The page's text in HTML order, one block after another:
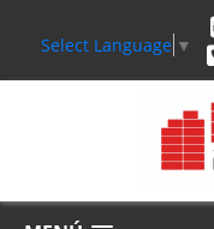
Select Language ▼